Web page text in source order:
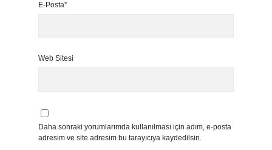
E-Posta*
Web Sitesi
Daha sonraki yorumlarımda kullanılması için adım, e-posta
adresim ve site adresim bu tarayıcıya kaydedilsin.